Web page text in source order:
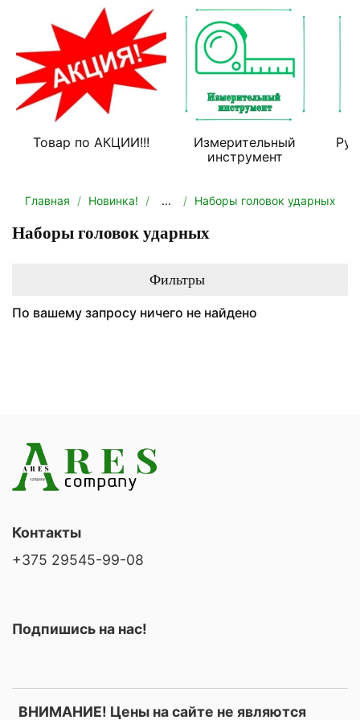
Товар по АКЦИИ!!!
Измерительный
инструмент
Главная Новинка! ... Наборы головок ударных
Наборы головок ударных
Фильтры
По вашему запросу ничего не найдено
ВНИМАНИЕ! Цены на сайте не являются
Контакты
+375 29545-99-08
Подпишись на нас!